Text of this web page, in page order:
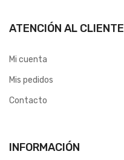
ATENCIÓN AL CLIENTE
Mi cuenta
Mis pedidos
Contacto
INFORMACIÓN